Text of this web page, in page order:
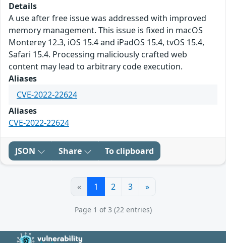
Details
A use after free issue was addressed with improved
memory management. This issue is fixed in macOS
Monterey 12.3, iOS 15.4 and iPadOS 15.4, tvOS 15.4,
Safari 15.4. Processing maliciously crafted web
content may lead to arbitrary code execution.
Aliases
CVE-2022-22624
Aliases
CVE-2022-22624
JSON Share To clipboard
« 1 2 3 »
Page 1 of 3 (22 entries)